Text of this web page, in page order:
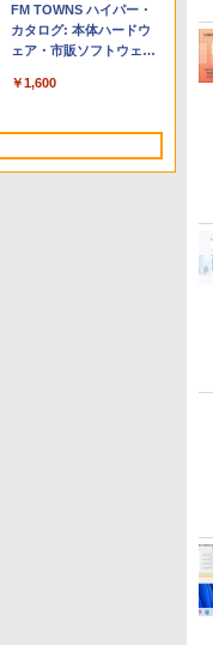
【Amazon.co.jp限定】
ASUS ノートパソコン
Vivobook 15 M1502NAQ
170 メモリ16GB SSD
Personal (24か月版) 搭載
Wi-Fi 6E クワイエットブ
￥109,800
Robloxギフトカード -
10,000 Robux 【限定バ
ーチャルアイテムを含
コード】 ロブロックス |
￥14,500
FM TOWNS ハイパー・
カタログ: 本体ハードウ
ェア・市販ソフトウェア
最新エミュレータ紹介
￥1,600